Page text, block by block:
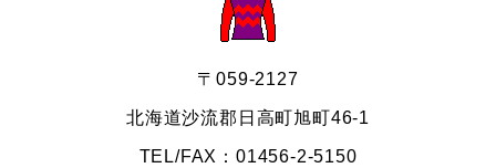
〒059-2127
北海道沙流郡日高町旭町46-1
TEL/FAX：01456-2-5150